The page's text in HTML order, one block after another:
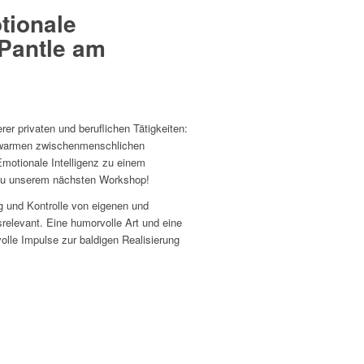
am
privaten und beruflichen Tätigkeiten:
zwischenmenschlichen
Intelligenz zu einem
unserem nächsten Workshop!
und Kontrolle von eigenen und
Eine humorvolle Art und eine
Impulse zur baldigen Realisierung